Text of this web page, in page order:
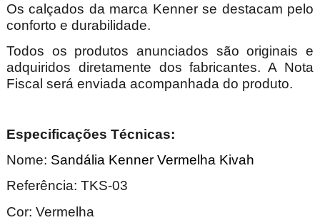
Os calçados da marca Kenner se destacam pelo
conforto e durabilidade.
Todos os produtos anunciados são originais e
adquiridos diretamente dos fabricantes. A Nota
Fiscal será enviada acompanhada do produto.
Especificações Técnicas:
Nome: Sandália Kenner Vermelha Kivah
Referência: TKS-03
Cor: Vermelha